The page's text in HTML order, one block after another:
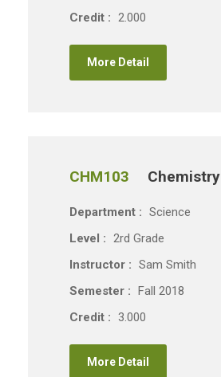
Credit : 2.000
More Detail
CHM103 Chemistry
Department : Science
Level : 2rd Grade
Instructor : Sam Smith
Semester :
Fall 2018
Credit : 3.000
More Detail